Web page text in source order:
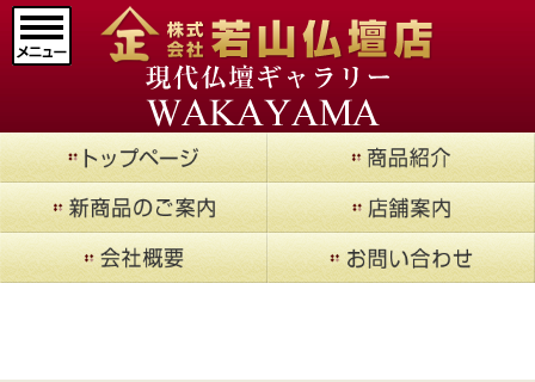
マインドアルテ(9)
メモリアルジュエリ
ー(20)
現代仏壇 廃盤品現品セ
ール(14)